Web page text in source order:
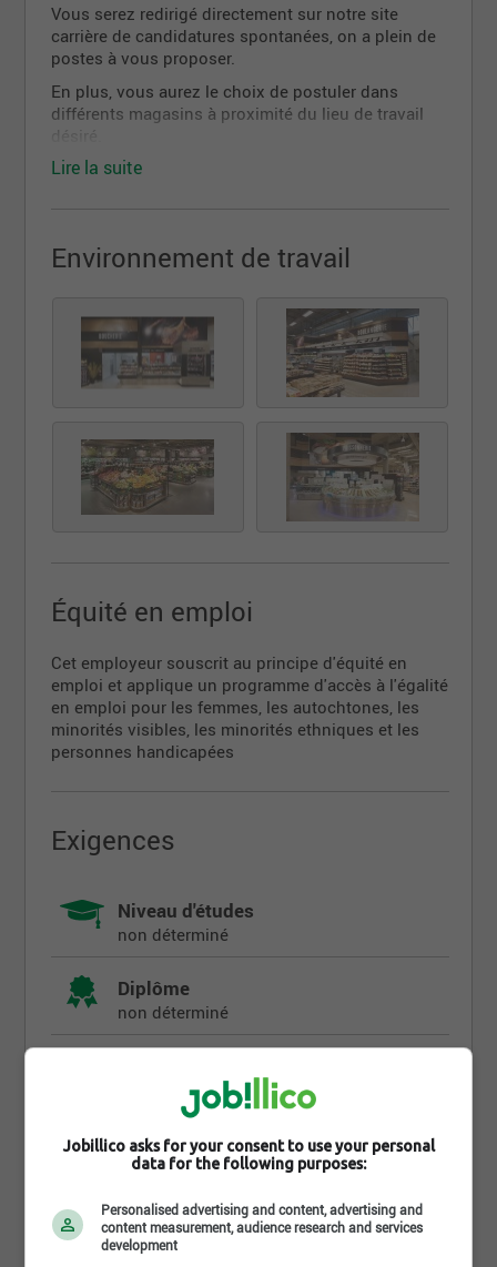
Vous serez redirigé directement sur notre site
carrière de candidatures spontanées, on a plein de
postes à vous proposer.
En plus, vous aurez le choix de postuler dans
différents magasins à proximité du lieu de travail
désiré.
On a hâte de recevoir votre candidature!
Lire la suite
Environnement de travail
Équité en emploi
Cet employeur souscrit au principe d'équité en
emploi et applique un programme d'accès à l'égalité
en emploi pour les femmes, les autochtones, les
minorités visibles, les minorités ethniques et les
personnes handicapées
Exigences
Niveau d'études
non déterminé
Diplôme
non déterminé
non déterminé
Langues écrites
Fr : Intermédiaire
Langues parlées
Fr : Avancé
Jobillico asks for your consent to use your personal
data for the following purposes:
Personalised advertising and content, advertising and
content measurement, audience research and services
development